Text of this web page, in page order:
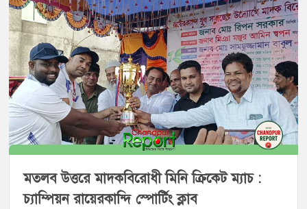
মতলব উত্তরে মাদকবিরোধী মিনি ক্রিকেট ম্যাচ :
চ্যাম্পিয়ন রায়েরকান্দি স্পোর্টিং ক্লাব